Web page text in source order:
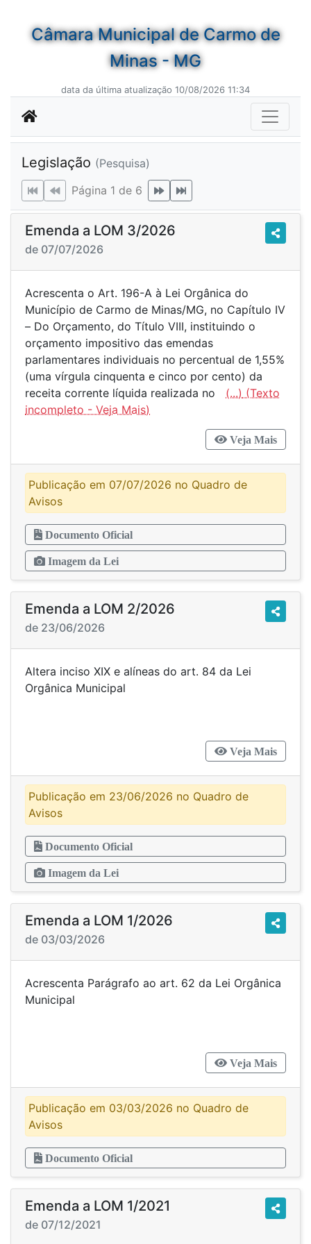
Câmara Municipal de Carmo de
Minas - MG
data da última atualização 10/08/2026 11:34
Legislação (Pesquisa)
Página 1 de 6
Emenda a LOM 3/2026
de 07/07/2026
Acrescenta o Art. 196-A à Lei Orgânica do
Município de Carmo de Minas/MG, no Capítulo IV
– Do Orçamento, do Título VIII, instituindo o
orçamento impositivo das emendas
parlamentares individuais no percentual de 1,55%
(uma vírgula cinquenta e cinco por cento) da
receita corrente líquida realizada no (...)
Veja Mais
Publicação em 07/07/2026 no Quadro de
Avisos
Documento Oficial
Imagem da Lei
Emenda a LOM 2/2026
de 23/06/2026
Altera inciso XIX e alíneas do art. 84 da Lei
Orgânica Municipal
Veja Mais
Publicação em 23/06/2026 no Quadro de
Avisos
Documento Oficial
Imagem da Lei
Emenda a LOM 1/2026
de 03/03/2026
Acrescenta Parágrafo ao art. 62 da Lei Orgânica
Municipal
Veja Mais
Publicação em 03/03/2026 no Quadro de
Avisos
Documento Oficial
Emenda a LOM 1/2021
de 07/12/2021